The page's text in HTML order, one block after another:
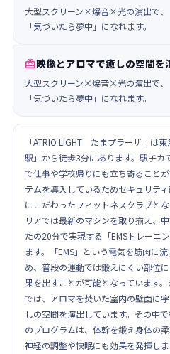
大型スクリーン×爆音×光の演出で、
「気づいたら夢中」になれます。
映像とアロマで癒しの空間を
大型スクリーン×爆音×光の演出で、
「気づいたら夢中」になれます。
「ATRIO LIGHT たまプラーザ」は
駅」から徒歩3分にあります。駅チ
で仕事や学校帰りにも立ち寄ること
テムを導入しているためセキュリテ
にこだわったフィットネスクラブと
リアでは最新のマシンを取り揃え、
たの20分で実現する「EMSトレーニ
ます。「EMS」という電気を筋肉に
め、普段の運動では鍛えにくい部位
果を出すことが可能となっています
では、アロマを焚いた室内の壁面に
しの空間を演出しています。その中
のプログラムは、体幹を鍛え身体の
神経の調整や快眠にも効果を発揮し